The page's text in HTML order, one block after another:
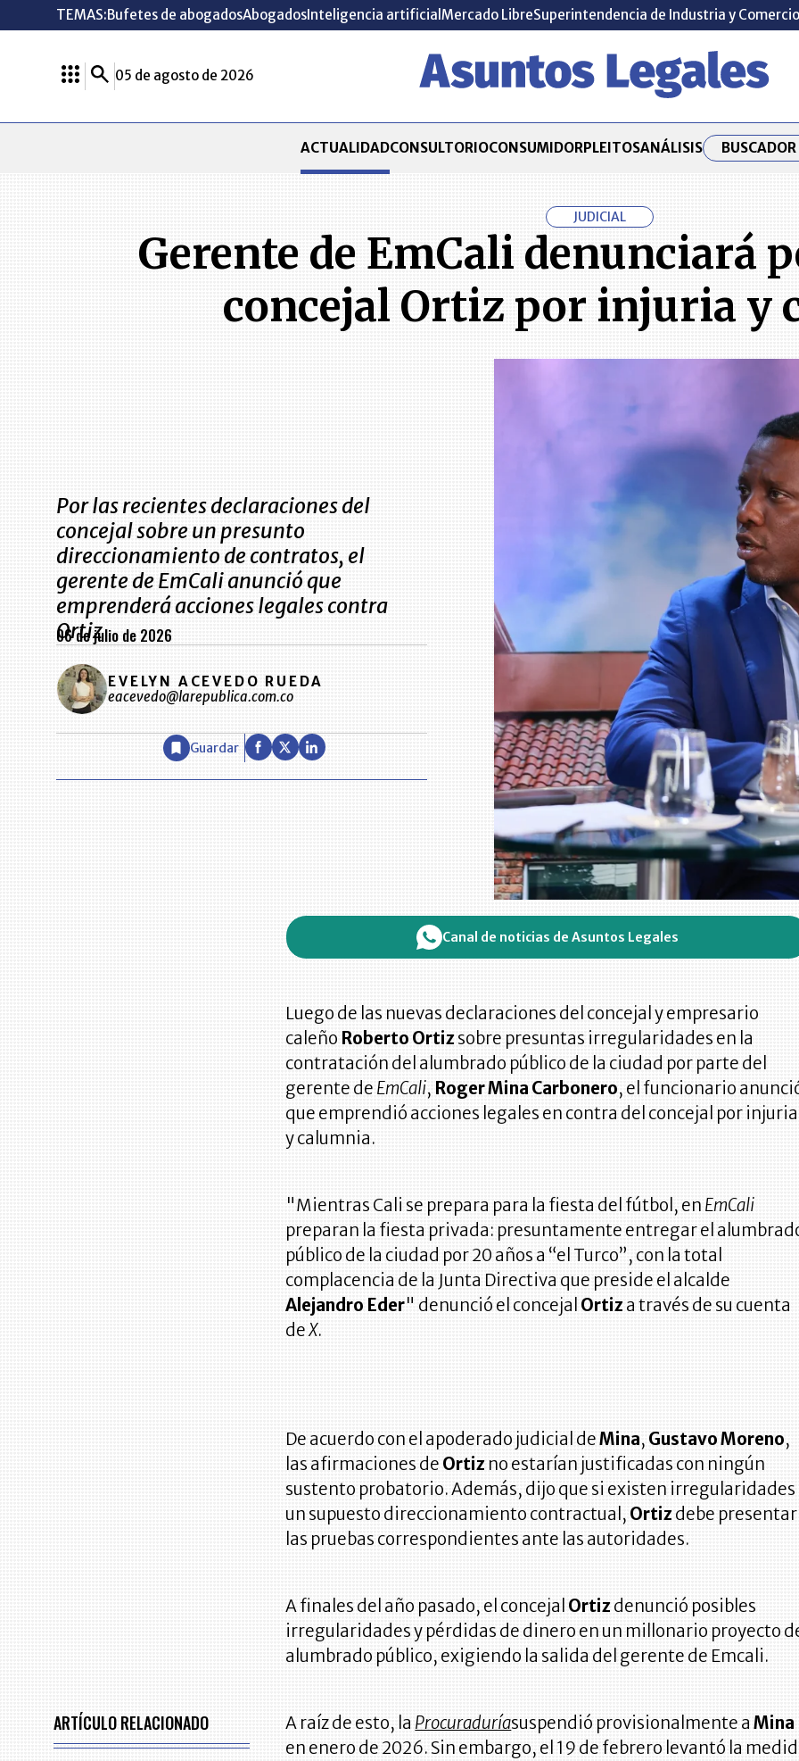
TEMAS:Bufetes de abogadosAbogadosInteligencia artificial Mercado LibreSuperintendencia de Industria y Comercio
05 de agosto de 2026
ACTUALIDADCONSULTORIOCONSUMIDORPLEITOSANÁLISIS
JUDICIAL
Gerente de EmCali denunciará
concejal Ortiz por injuria y
Por las recientes declaraciones del
concejal sobre un presunto
direccionamiento de contratos, el
gerente de EmCali anunció que
emprenderá acciones legales contra
Ortiz
06 de julio de 2026
EVELYN ACEVEDO RUEDA
eacevedo@larepublica.com.co
Guardar
Canal de noticias de Asuntos Legales
Luego de las nuevas declaraciones del concejal y empresario
caleño Roberto Ortizsobre presuntas irregularidades en la
contratación del alumbrado público de la ciudad por parte del
gerente de EmCali, Roger Mina Carbonero, el funcionario
que emprendió acciones legales en contra del concejal por injuria
y calumnia.
"Mientras Cali se prepara para la fiesta del fútbol, en EmCali
preparan la fiesta privada: presuntamente entregar el
público de la ciudad por 20 años a “el Turco”, con la total
complacencia de la Junta Directiva que preside el alcalde
Alejandro Eder" denunció el concejal Ortiza través de su cuenta
deX.
De acuerdo con el apoderado judicial deMina, Gustavo Moreno,
las afirmaciones de Ortiz no estarían justificadas con ningún
sustento probatorio. Además, dijo que si existen irregularidades
un supuesto direccionamiento contractual, Ortizdebe presentar
las pruebas correspondientes ante las autoridades.
A finales del año pasado, el concejal Ortizdenunció posibles
irregularidades y pérdidas de dinero en un millonario proyecto
alumbrado público, exigiendo la salida del gerente de Emcali.
ARTÍCULO RELACIONADO A raíz de esto, la Procuraduríasuspendió provisionalmente aMina
en enero de 2026. Sin embargo, el 19 de febrero levantó la